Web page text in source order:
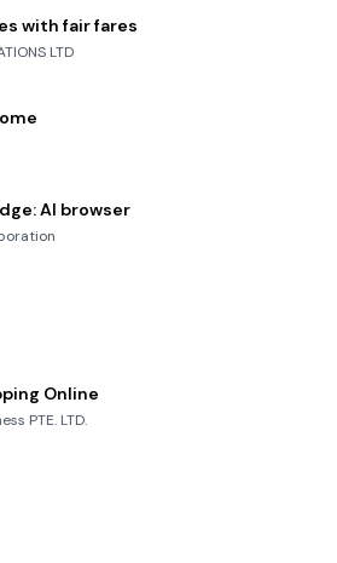
with fair fares
LTD
AI browser
Online
PTE. LTD.